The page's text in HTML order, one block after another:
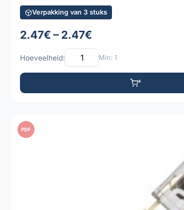
Verpakking van 3 stuks
2.47€ – 2.47€
Hoeveelheid: Min: 1
PDF